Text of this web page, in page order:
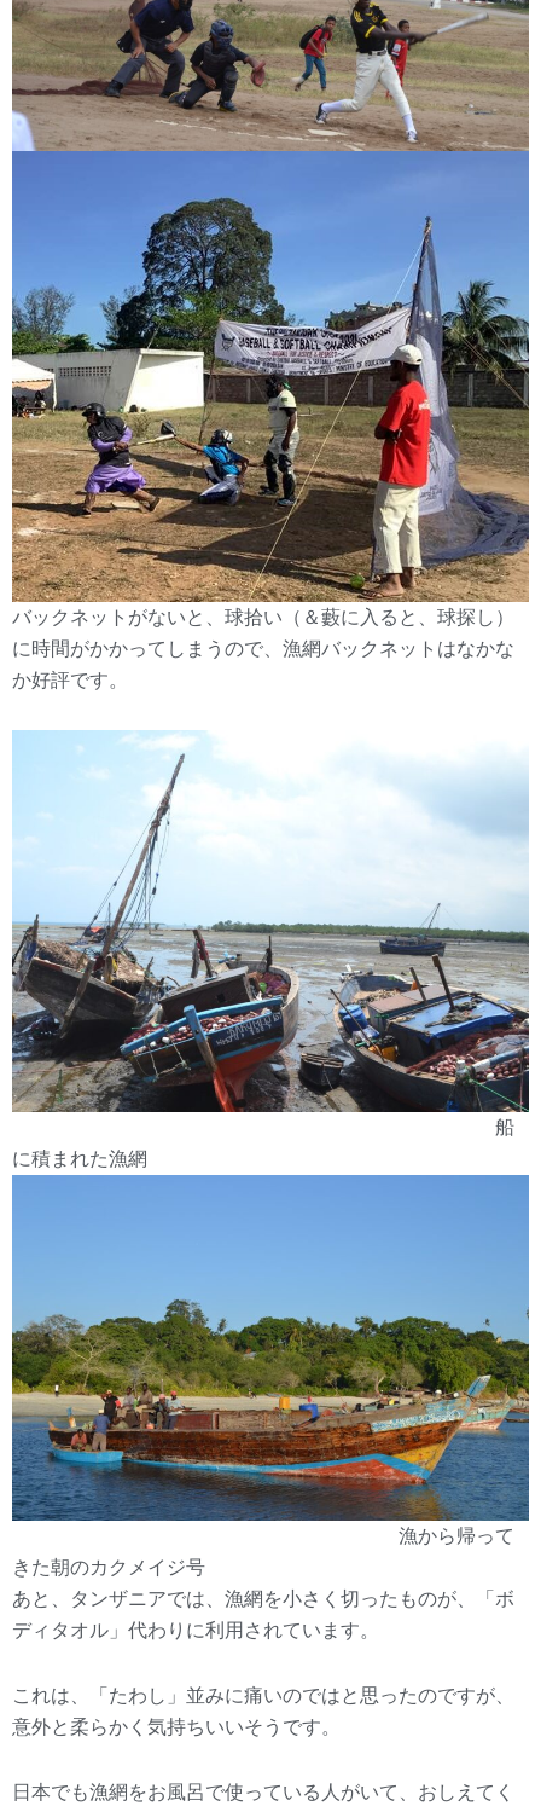
バックネットがないと、球拾い（＆藪に入ると、球探し）
に時間がかかってしまうので、漁網バックネットはなかな
か好評です。
船
に積まれた漁網
漁から帰って
きた朝のカクメイジ号
あと、タンザニアでは、漁網を小さく切ったものが、「ボ
ディタオル」代わりに利用されています。
これは、「たわし」並みに痛いのではと思ったのですが、
意外と柔らかく気持ちいいそうです。
日本でも漁網をお風呂で使っている人がいて、おしえてく